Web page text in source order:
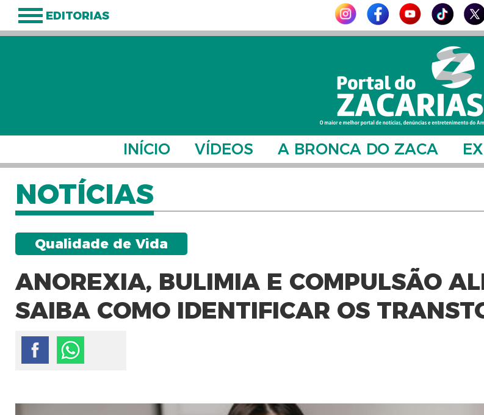
EDITORIAS
INÍCIO VÍDEOS A BRONCA DO ZACA
NOTÍCIAS
Qualidade de Vida
ANOREXIA, BULIMIA E COMPULSÃO
SAIBA COMO IDENTIFICAR OS